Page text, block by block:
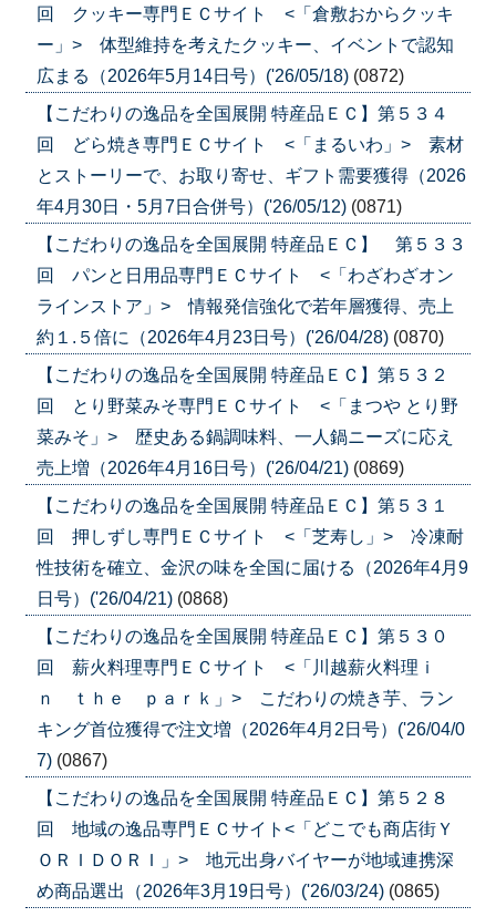
回 クッキー専門ＥＣサイト <「倉敷おからクッキ
ー」> 体型維持を考えたクッキー、イベントで認知
広まる（2026年5月14日号）('26/05/18) (0872)
【こだわりの逸品を全国展開 特産品ＥＣ】第５３４
回 どら焼き専門ＥＣサイト <「まるいわ」> 素材
とストーリーで、お取り寄せ、ギフト需要獲得（2026
年4月30日・5月7日合併号）('26/05/12) (0871)
【こだわりの逸品を全国展開 特産品ＥＣ】 第５３３
回 パンと日用品専門ＥＣサイト <「わざわざオン
ラインストア」> 情報発信強化で若年層獲得、売上
約１.５倍に（2026年4月23日号）('26/04/28) (0870)
【こだわりの逸品を全国展開 特産品ＥＣ】第５３２
回 とり野菜みそ専門ＥＣサイト <「まつや とり野
菜みそ」> 歴史ある鍋調味料、一人鍋ニーズに応え
売上増（2026年4月16日号）('26/04/21) (0869)
【こだわりの逸品を全国展開 特産品ＥＣ】第５３１
回 押しずし専門ＥＣサイト <「芝寿し」> 冷凍耐
性技術を確立、金沢の味を全国に届ける（2026年4月9
日号）('26/04/21) (0868)
【こだわりの逸品を全国展開 特産品ＥＣ】第５３０
回 薪火料理専門ＥＣサイト <「川越薪火料理ｉ
ｎ ｔｈｅ ｐａｒｋ」> こだわりの焼き芋、ラン
キング首位獲得で注文増（2026年4月2日号）('26/04/0
7) (0867)
【こだわりの逸品を全国展開 特産品ＥＣ】第５２８
回 地域の逸品専門ＥＣサイト<「どこでも商店街Ｙ
ＯＲＩＤＯＲＩ」> 地元出身バイヤーが地域連携深
め商品選出（2026年3月19日号）('26/03/24) (0865)